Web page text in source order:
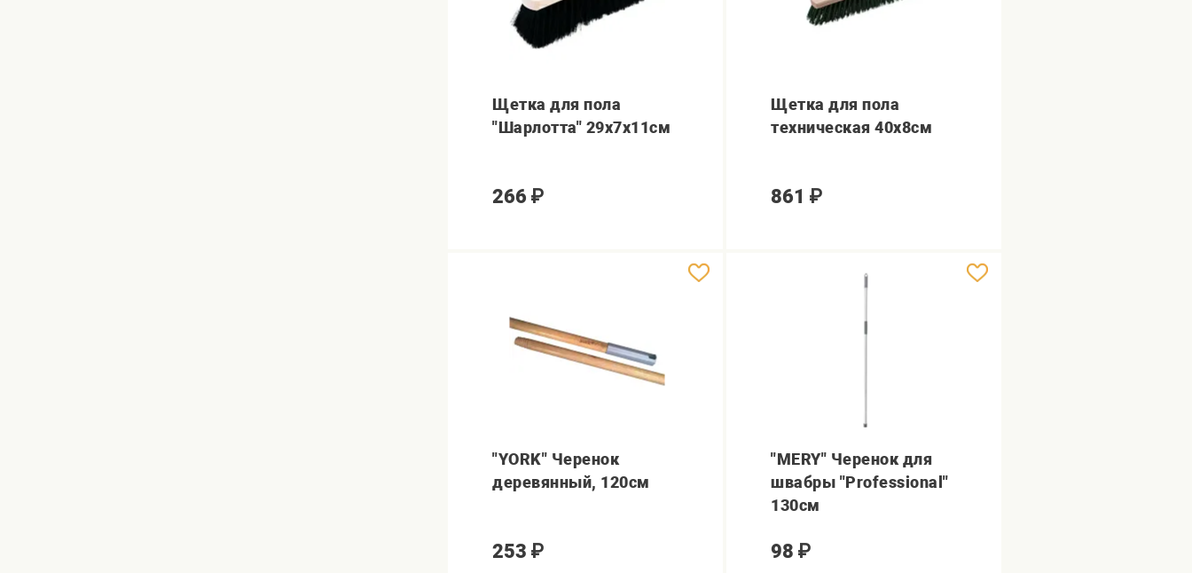
Щетка для пола
"Шарлотта" 29х7х11см
266 ₽
Щетка для пола
техническая 40х8см
861 ₽
"YORK" Черенок
деревянный, 120см
253 ₽
"MERY" Черенок для
швабры "Professional"
130см
98 ₽